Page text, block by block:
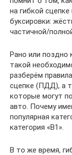
на гибкой
буксировки:
частичной/
Рано или поздно
такой
разберём
сцепке (ПДД), а
которые могут
авто. Почему
популярная
категория «B1».
В то же время,